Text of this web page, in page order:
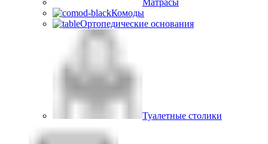
Матрасы
Комоды
Ортопедические основания
Туалетные столики